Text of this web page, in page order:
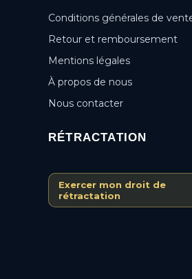
Conditions générales de
Retour et remboursement
Mentions légales
À propos de nous
Nous contacter
RÉTRACTATION
Exercer mon droit de
rétractation